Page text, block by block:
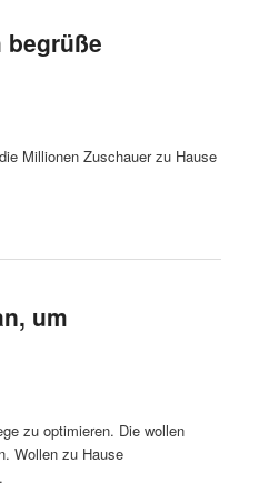
begrüße
Millionen Zuschauer zu Hause
um
zu optimieren. Die wollen
Wollen zu Hause